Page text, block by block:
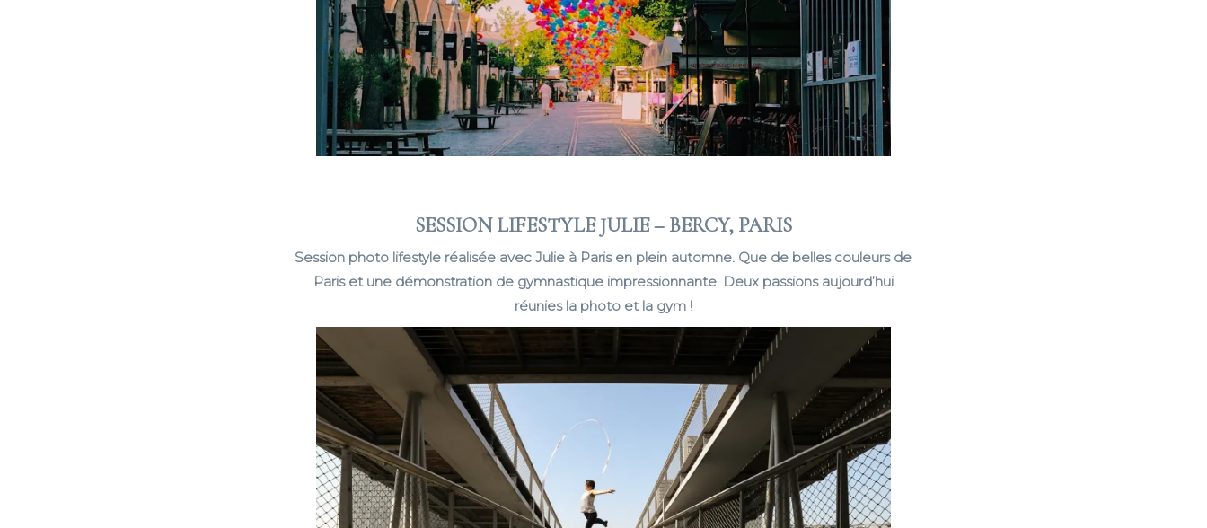
SESSION LIFESTYLE JULIE – BERCY, PARIS
Session photo lifestyle réalisée avec Julie à Paris en plein automne. Que de belles couleurs de
Paris et une démonstration de gymnastique impressionnante. Deux passions aujourd’hui
réunies la photo et la gym !